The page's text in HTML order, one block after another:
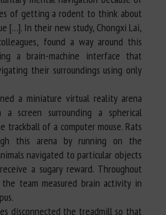
of getting a rodent to think about
[…]. In their new study, Chongxi Lai,
found a way around this
a brain-machine interface that
their surroundings using only
a miniature virtual reality arena
screen surrounding a spherical
of a computer mouse. Rats
this arena by running on the
navigated to particular objects
a sugary reward. Throughout
the team measured brain activity in
disconnected the treadmill so that